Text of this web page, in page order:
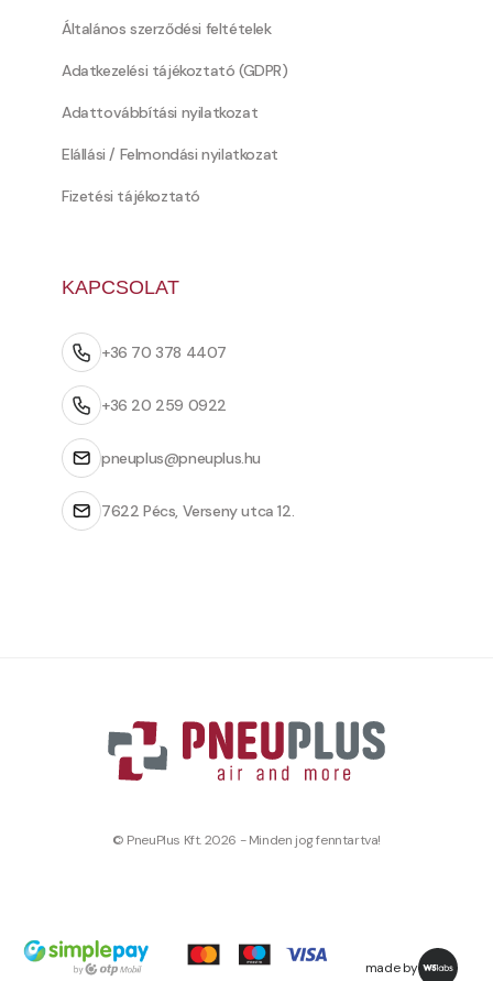
Általános szerződési feltételek
Adatkezelési tájékoztató (GDPR)
Adattovábbítási nyilatkozat
Elállási / Felmondási nyilatkozat
Fizetési tájékoztató
KAPCSOLAT
+36 70 378 4407
+36 20 259 0922
pneuplus@pneuplus.hu
7622 Pécs, Verseny utca 12.
© PneuPlus Kft. 2026 - Minden jog fenntartva!
made by